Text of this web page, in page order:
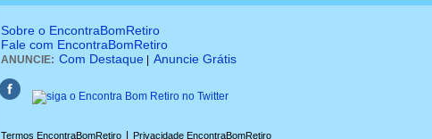
Sobre o EncontraBomRetiro
Fale com EncontraBomRetiro
ANUNCIE: Com Destaque Anuncie Grátis
Termos EncontraBomRetiro Privacidade EncontraBomRetiro